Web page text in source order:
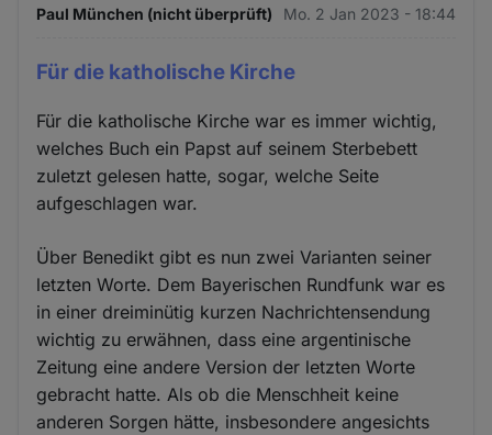
Paul München (nicht überprüft) Mo. 2 Jan 2023 - 18:44
Für die katholische Kirche
Für die katholische Kirche war es immer wichtig,
welches Buch ein Papst auf seinem Sterbebett
zuletzt gelesen hatte, sogar, welche Seite
aufgeschlagen war.
Über Benedikt gibt es nun zwei Varianten seiner
letzten Worte. Dem Bayerischen Rundfunk war es
in einer dreiminütig kurzen Nachrichtensendung
wichtig zu erwähnen, dass eine argentinische
Zeitung eine andere Version der letzten Worte
gebracht hatte. Als ob die Menschheit keine
anderen Sorgen hätte, insbesondere angesichts